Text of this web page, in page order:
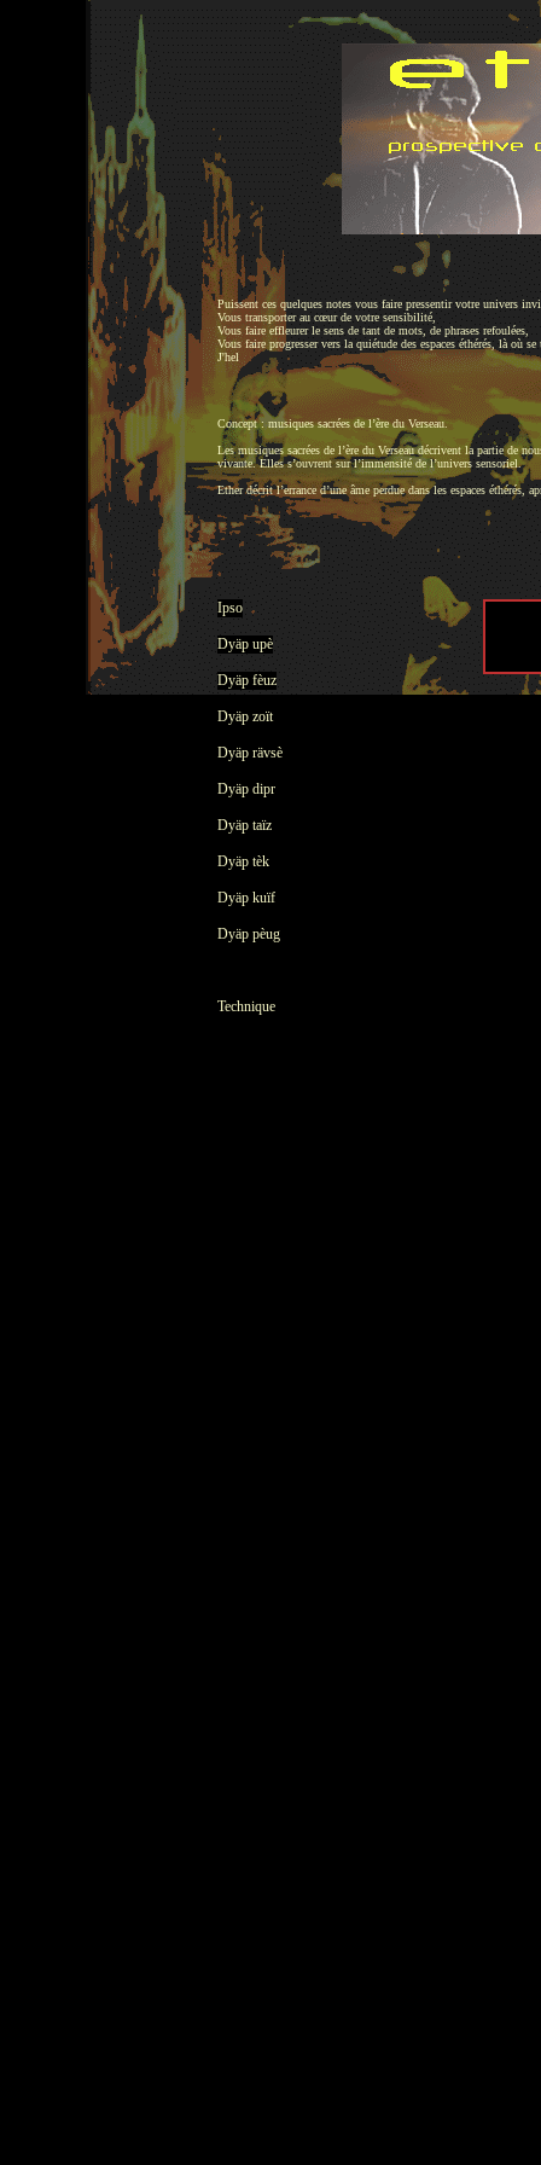
Puissent ces quelques notes vous faire pressentir votre univers
Vous transporter au cœur de votre sensibilité,
Vous faire effleurer le sens de tant de mots, de phrases refoulées,
Vous faire progresser vers la quiétude des espaces éthérés, là où
J'hel
Concept : musiques sacrées de l’ère du Verseau.
Les musiques sacrées de l’ère du Verseau décrivent la partie de
vivante. Elles s’ouvrent sur l’immensité de l’univers sensoriel.
Ether décrit l’errance d’une âme perdue dans les espaces éthérés,
Ipso
Dyäp upè
Dyäp fèuz
Dyäp zoït
Dyäp rävsè
Dyäp dipr
Dyäp taïz
Dyäp tèk
Dyäp kuïf
Dyäp pèug
Technique